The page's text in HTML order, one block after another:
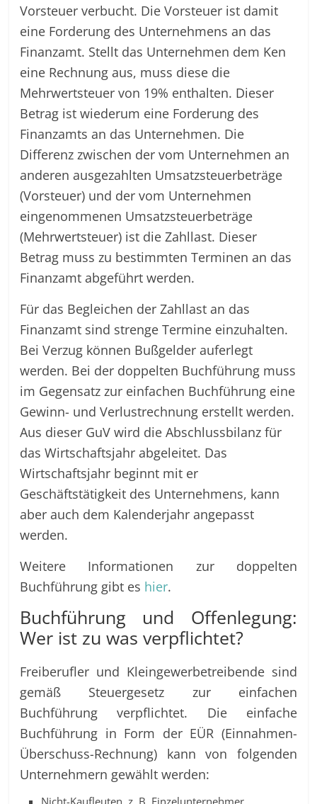
Vorsteuer verbucht. Die Vorsteuer ist damit
eine Forderung des Unternehmens an das
Finanzamt. Stellt das Unternehmen dem Ken
eine Rechnung aus, muss diese die
Mehrwertsteuer von 19% enthalten. Dieser
Betrag ist wiederum eine Forderung des
Finanzamts an das Unternehmen. Die
Differenz zwischen der vom Unternehmen an
anderen ausgezahlten Umsatzsteuerbeträge
(Vorsteuer) und der vom Unternehmen
eingenommenen Umsatzsteuerbeträge
(Mehrwertsteuer) ist die Zahllast. Dieser
Betrag muss zu bestimmten Terminen an das
Finanzamt abgeführt werden.
Für das Begleichen der Zahllast an das
Finanzamt sind strenge Termine einzuhalten.
Bei Verzug können Bußgelder auferlegt
werden. Bei der doppelten Buchführung muss
im Gegensatz zur einfachen Buchführung eine
Gewinn- und Verlustrechnung erstellt werden.
Aus dieser GuV wird die Abschlussbilanz für
das Wirtschaftsjahr abgeleitet. Das
Wirtschaftsjahr beginnt mit er
Geschäftstätigkeit des Unternehmens, kann
aber auch dem Kalenderjahr angepasst
werden.
Weitere Informationen zur doppelten
Buchführung gibt es hier.
Buchführung und Offenlegung:
Wer ist zu was verpflichtet?
Freiberufler und Kleingewerbetreibende sind
gemäß Steuergesetz zur einfachen
Buchführung verpflichtet. Die einfache
Buchführung in Form der EÜR (Einnahmen-
Überschuss-Rechnung) kann von folgenden
Unternehmern gewählt werden:
Nicht-Kaufleuten, z. B. Einzelunternehmer